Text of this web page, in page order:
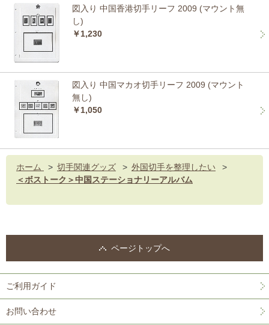
図入り 中国香港切手リーフ 2009 (マウント無
し)
￥1,230
図入り 中国マカオ切手リーフ 2009 (マウント
無し)
￥1,050
ホーム > 切手関連グッズ > 外国切手を整理したい
>
＜ボストーク＞中国ステーショナリーアルバム
ページトップへ
ご利用ガイド
お問い合わせ